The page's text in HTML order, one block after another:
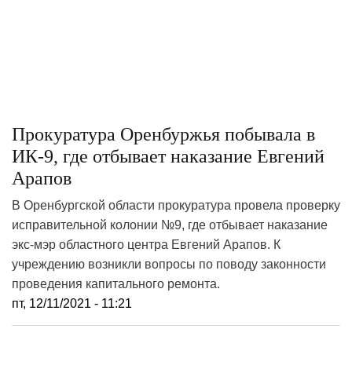
Прокуратура Оренбуржья побывала в
ИК-9, где отбывает наказание Евгений
Арапов
В Оренбургской области прокуратура провела проверку
исправительной колонии №9, где отбывает наказание
экс-мэр областного центра Евгений Арапов. К
учреждению возникли вопросы по поводу законности
проведения капитального ремонта.
пт, 12/11/2021 - 11:21